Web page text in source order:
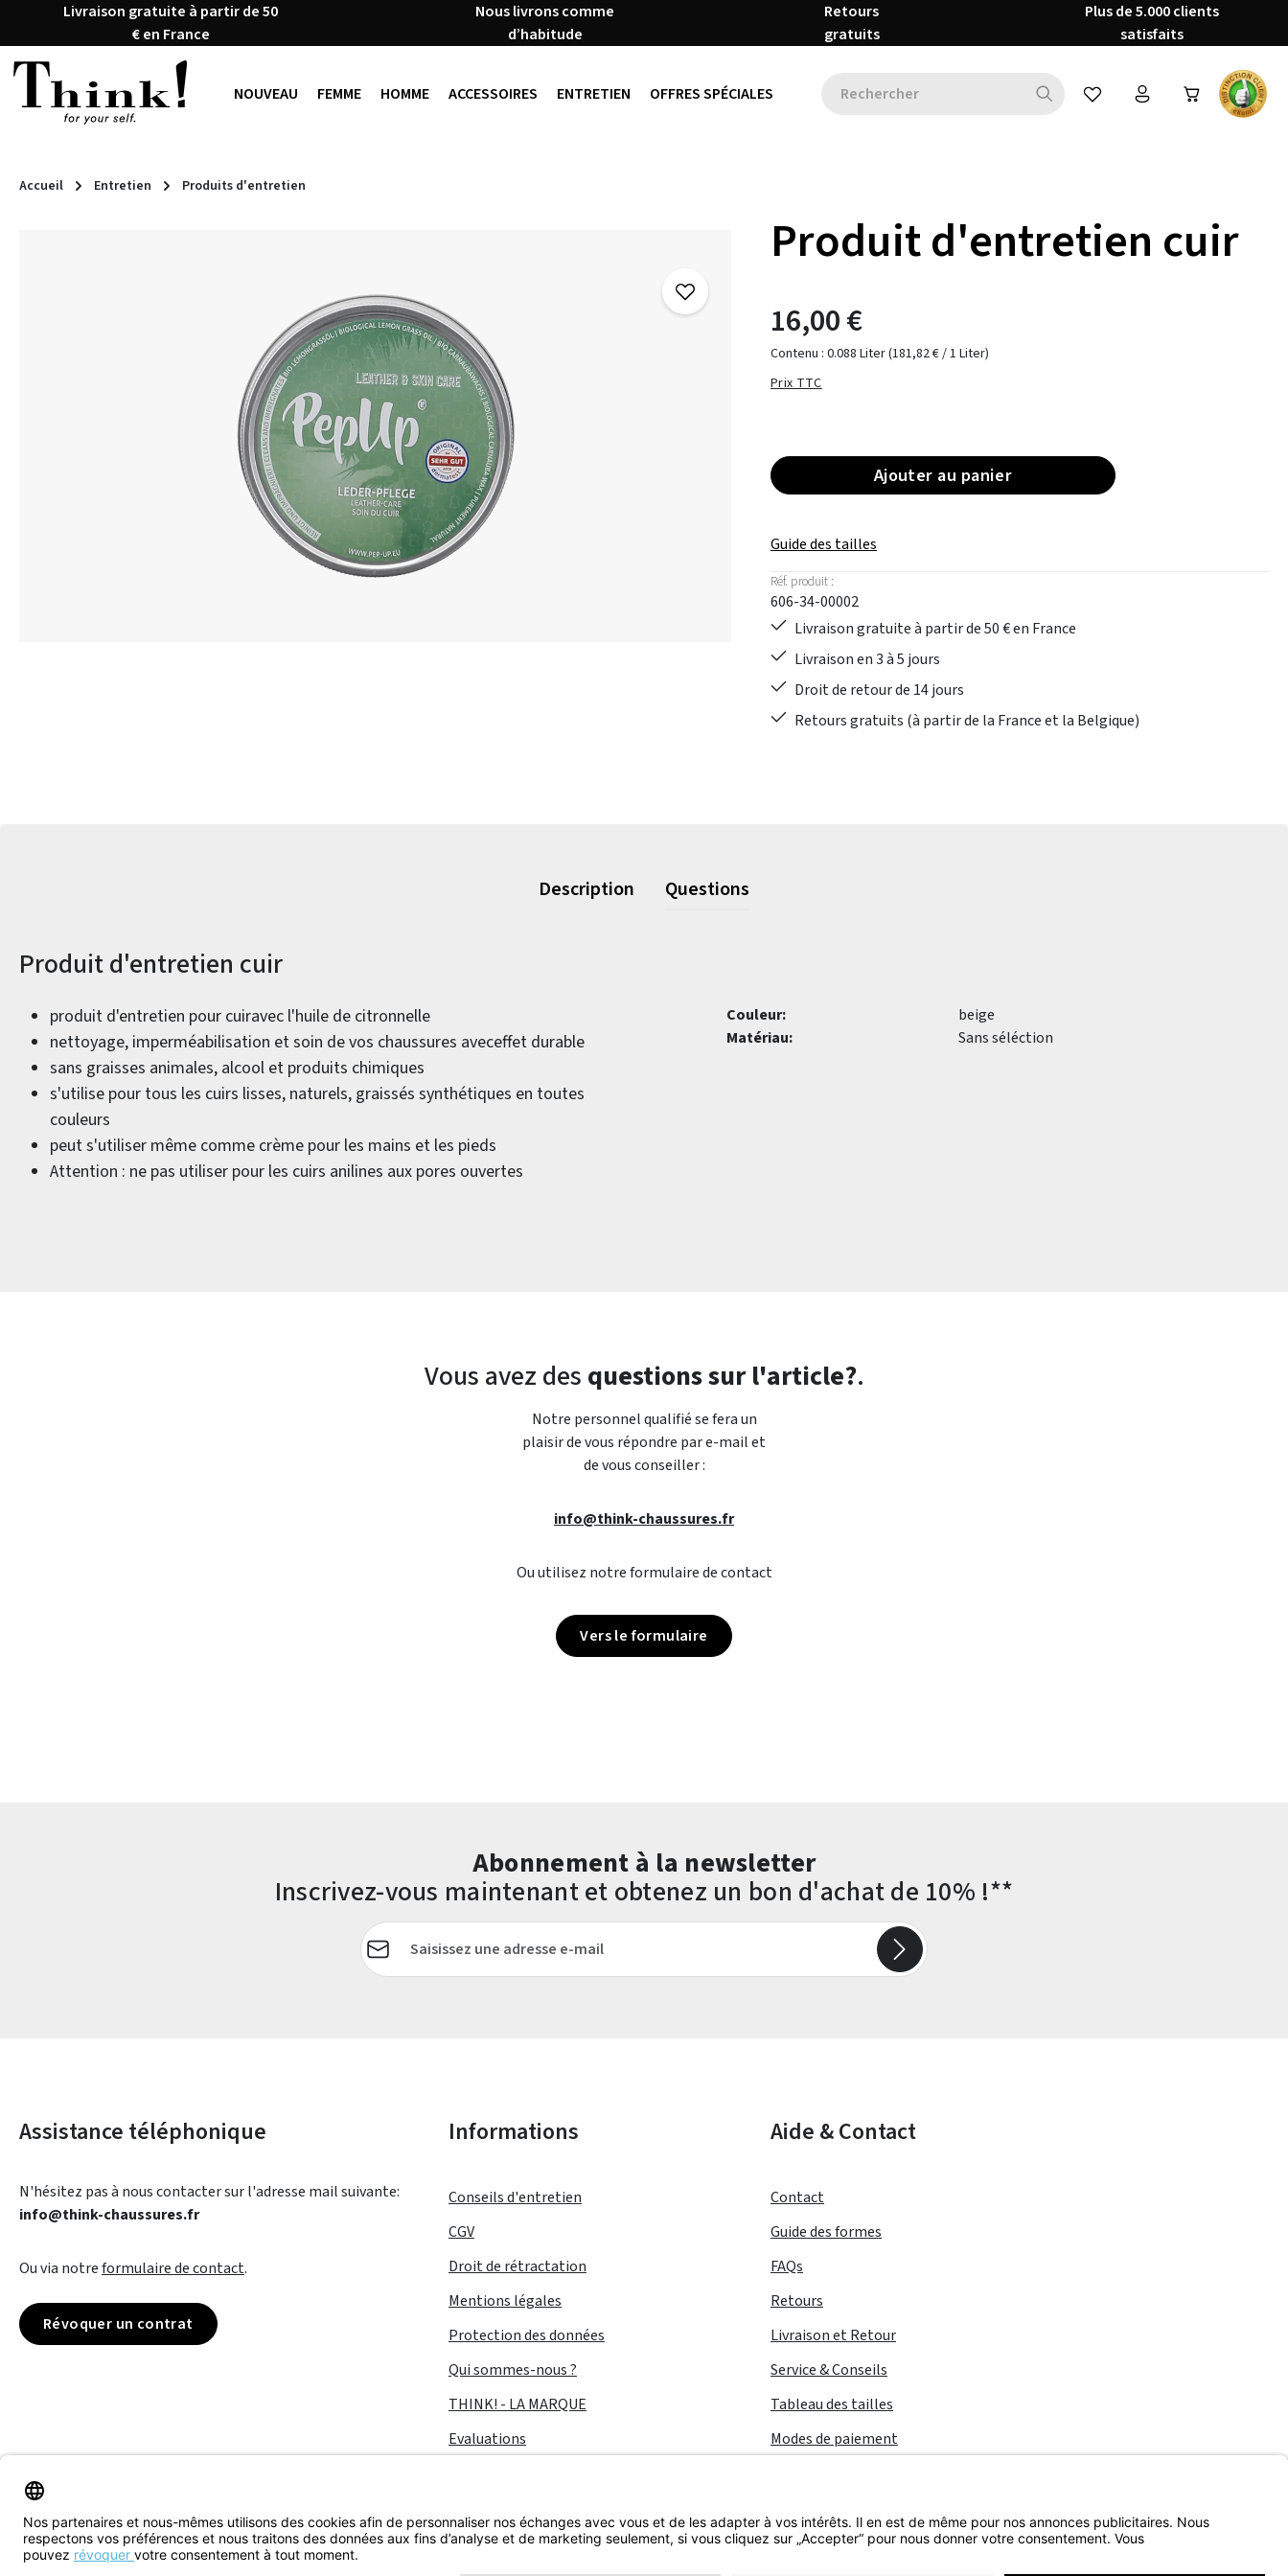
au contenu principal
Passer à la recherche
Passer à la navigation principale
Livraison gratuite à partir de 50
€ en France
Nous livrons comme
d’habitude
Retours
gratuits
Plus de 5.000 clients
satisfaits
NOUVEAU FEMME HOMME ACCESSOIRES ENTRETIEN OFFRES SPÉCIALES Vous avez 0 articles dans votre
Accueil Entretien Produits d'entretien
Produit d'entretien cuir
16,00 €
Contenu : 0.088 Liter(181,82 € / 1 Liter)
Prix TTC
Ajouter au panier
Guide des tailles
Réf. produit :
606-34-00002
Livraison gratuite à partir de 50 € en France
Livraison en 3 à 5 jours
Droit de retour de 14 jours
Retours gratuits (à partir de la France et la Belgique)
Description Questions
Informations sur le produit
Produit d'entretien cuir
produit d'entretien pour cuiravec l'huile de citronnelle
nettoyage, imperméabilisation et soin de vos chaussures aveceffet durable
sans graisses animales, alcool et produits chimiques
s'utilise pour tous les cuirs lisses, naturels, graissés synthétiques en toutes
couleurs
peut s'utiliser même comme crème pour les mains et les pieds
Attention : ne pas utiliser pour les cuirs anilines aux pores ouvertes
Couleur:
beige
Matériau:
Sans séléction
Vous avez des questions sur l'article?.
Notre personnel qualifié se fera un
plaisir de vous répondre par e-mail et
de vous conseiller :
info@think-chaussures.fr
Ou utilisez notre formulaire de contact
Vers le formulaire
Abonnement à la newsletter
Inscrivez-vous maintenant et obtenez un bon d'achat de 10% !**
Adresse e-mail*
Assistance téléphonique
N'hésitez pas à nous contacter sur l'adresse mail suivante:
info@think-chaussures.fr
Ou via notreformulaire de contact.
Révoquer un contrat
Informations
Conseils d'entretien
CGV
Droit de rétractation
Mentions légales
Protection des données
Qui sommes-nous ?
THINK! - LA MARQUE
Evaluations
Aide & Contact
Contact
Guide des formes
FAQs
Retours
Livraison et Retour
Service & Conseils
Tableau des tailles
Modes de paiement